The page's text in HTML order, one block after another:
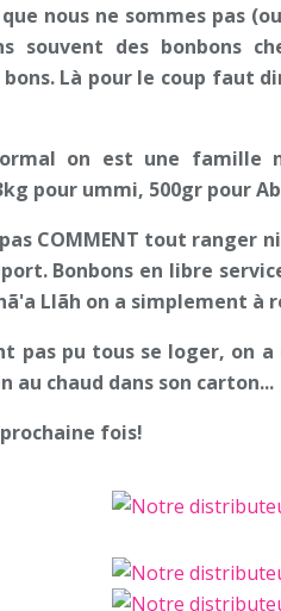
nous ne sommes pas
souvent des bonbons
Là pour le coup faut
on est une famille
pour ummi, 500gr pour
COMMENT tout ranger
Bonbons en libre
Llãh on a simplement
pas pu tous se loger, on
au chaud dans son carton...
prochaine fois!